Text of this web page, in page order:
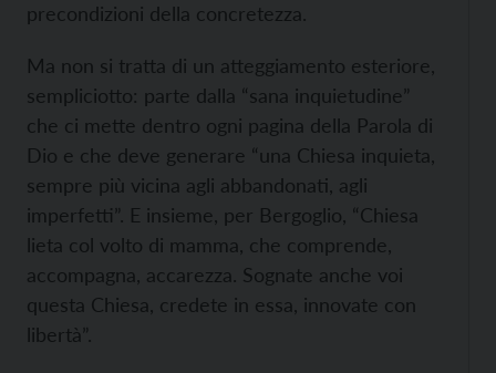
precondizioni della concretezza.
Ma non si tratta di un atteggiamento esteriore,
sempliciotto: parte dalla “sana inquietudine”
che ci mette dentro ogni pagina della Parola di
Dio e che deve generare “una Chiesa inquieta,
sempre più vicina agli abbandonati, agli
imperfetti”. E insieme, per Bergoglio, “Chiesa
lieta col volto di mamma, che comprende,
accompagna, accarezza. Sognate anche voi
questa Chiesa, credete in essa, innovate con
libertà”.